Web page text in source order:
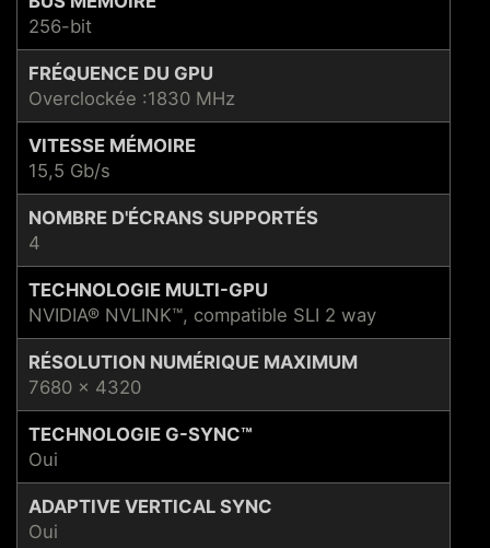
256-bit
FRÉQUENCE DU GPU
Overclockée :1830 MHz
VITESSE MÉMOIRE
15,5 Gb/s
NOMBRE D'ÉCRANS SUPPORTÉS
4
TECHNOLOGIE MULTI-GPU
NVIDIA® NVLINK™, compatible SLI 2 way
RÉSOLUTION NUMÉRIQUE MAXIMUM
7680 x 4320
TECHNOLOGIE G-SYNC™
Oui
ADAPTIVE VERTICAL SYNC
Oui